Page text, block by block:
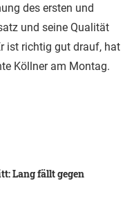
des ersten und
und seine Qualität
ist richtig gut drauf, hat
Köllner am Montag.
Lang fällt gegen